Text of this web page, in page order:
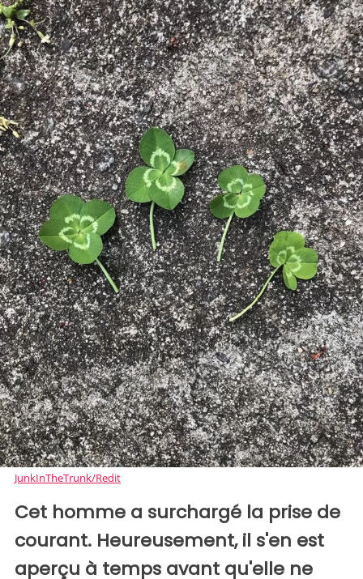
JunkInTheTrunk/Redit
Cet homme a surchargé la prise de
courant. Heureusement, il s'en est
aperçu à temps avant qu'elle ne